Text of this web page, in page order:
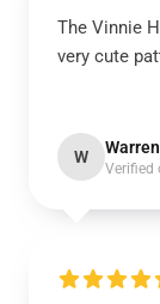
The Vinnie
very cute
W Warren
Verified